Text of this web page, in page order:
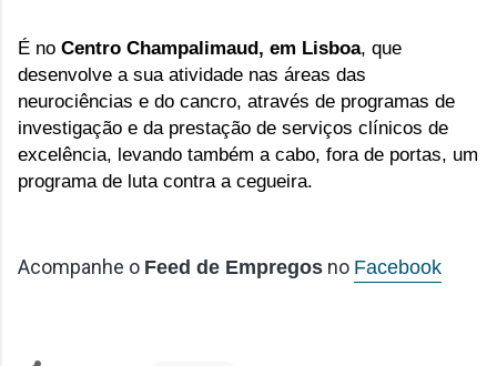
É no Centro Champalimaud, em Lisboa, que
desenvolve a sua atividade nas áreas das
neurociências e do cancro, através de programas de
investigação e da prestação de serviços clínicos de
excelência, levando também a cabo, fora de portas, um
programa de luta contra a cegueira.
Acompanhe o Feed de Empregos no Facebook